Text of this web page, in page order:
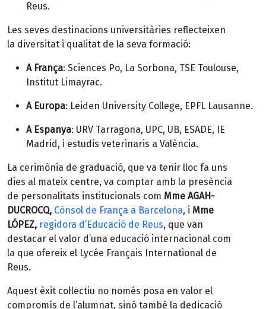
Reus.
Les seves destinacions universitàries reflecteixen
la diversitat i qualitat de la seva formació:
A França: Sciences Po, La Sorbona, TSE Toulouse,
Institut Limayrac.
A Europa: Leiden University College, EPFL Lausanne.
A Espanya: URV Tarragona, UPC, UB, ESADE, IE
Madrid, i estudis veterinaris a València.
La cerimònia de graduació, que va tenir lloc fa uns
dies al mateix centre, va comptar amb la presència
de personalitats institucionals com Mme AGAH-
DUCROCQ, Cònsol de França a Barcelona, i Mme
LÓPEZ, regidora d’Educació de Reus, que van
destacar el valor d’una educació internacional com
la que ofereix el Lycée Français International de
Reus.
Aquest èxit col·lectiu no només posa en valor el
compromís de l’alumnat, sinó també la dedicació